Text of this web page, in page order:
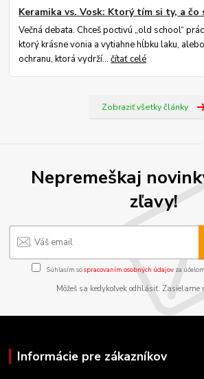
Keramika vs. Vosk: Ktorý tím si ty, a čo
Večná debata. Chceš poctivú „old school“
ktorý krásne vonia a vytiahne hĺbku laku,
ochranu, ktorá vydrží...čítať celé
Zobraziť všetky články
Nepremeškaj
zľavy!
Súhlasím sospracovaním osobných údajov za
Môžeš sa kedykoľvek odhlásiť.
Informácie pre zákazníkov